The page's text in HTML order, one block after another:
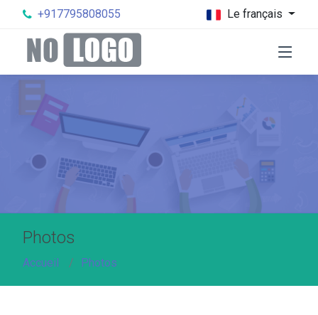
+917795808055 Le français
Photos
Accueil Photos